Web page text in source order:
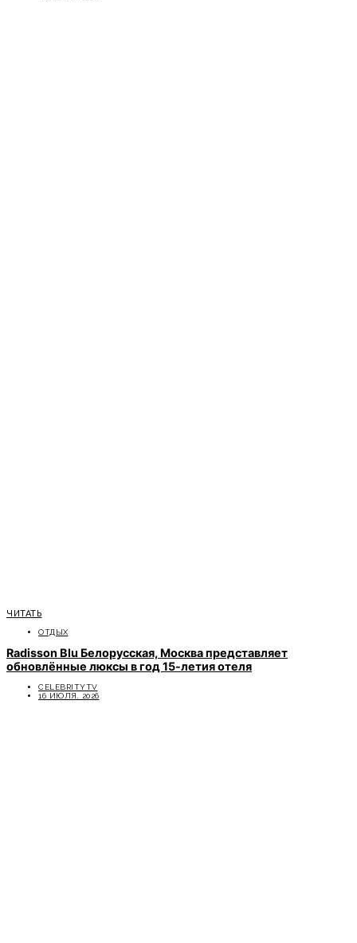
ЧИТАТЬ
ОТДЫХ
Radisson Blu Белорусская, Москва представляет
обновлённые люксы в год 15-летия отеля
CELEBRITYTV
16 ИЮЛЯ, 2026